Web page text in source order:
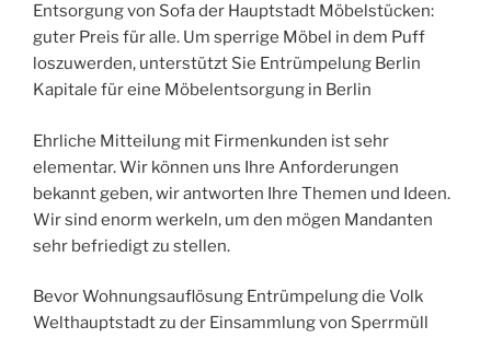
Entsorgung von Sofa der Hauptstadt Möbelstücken:
guter Preis für alle. Um sperrige Möbel in dem Puff
loszuwerden, unterstützt Sie Entrümpelung Berlin
Kapitale für eine Möbelentsorgung in Berlin
Ehrliche Mitteilung mit Firmenkunden ist sehr
elementar. Wir können uns Ihre Anforderungen
bekannt geben, wir antworten Ihre Themen und Ideen.
Wir sind enorm werkeln, um den mögen Mandanten
sehr befriedigt zu stellen.
Bevor Wohnungsauflösung Entrümpelung die Volk
Welthauptstadt zu der Einsammlung von Sperrmüll